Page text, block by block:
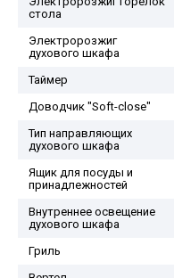
стола
Электророзжиг
духового шкафа
Таймер
Доводчик "Soft-close"
Тип направляющих
духового шкафа
Ящик для посуды и
принадлежностей
Внутреннее освещение
духового шкафа
Гриль